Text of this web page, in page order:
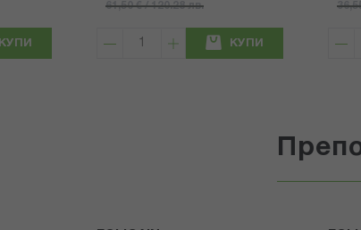
КУПИ
61,50 € / 120.28 лв.
КУПИ